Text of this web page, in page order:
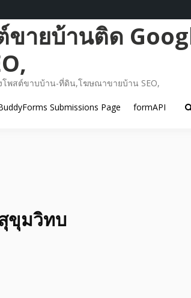
ายบ้านติด
พสต์ขาบบ้าน-ที่ดิน,โฆษณาขายบ้าน SEO,
Submissions Page formAPI
ขุมวิทบ